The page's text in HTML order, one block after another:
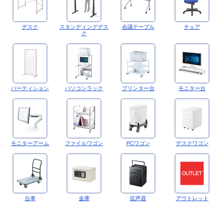
デスク
スタンディングデス
ク
会議テーブル チェア
パーティション パソコンラック プリンター台 モニター台
モニターアーム ファイルワゴン PCワゴン デスクワゴン
台車 金庫 拡声器 アウトレット